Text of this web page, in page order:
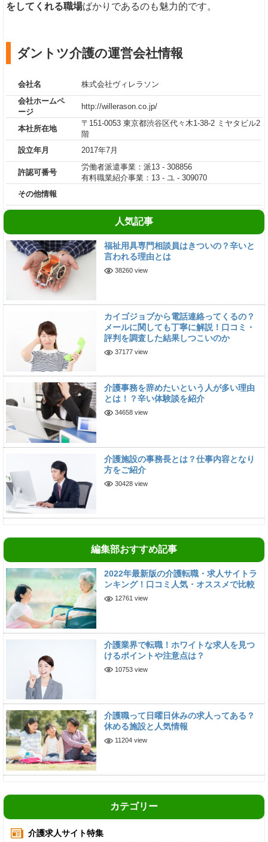
をしてくれる職場ばかりであるのも魅力的です。
ダントツ介護の運営会社情報
会社名
株式会社ヴィレラソン
会社ホームペ
ージ
http://willerason.co.jp/
本社所在地
〒151-0053 東京都渋谷区代々木1-38-2 ミヤタビル2
階
設立年月
2017年7月
許認可番号
労働者派遣事業：派13 - 308856
有料職業紹介事業：13 - ユ - 309070
その他情報
人気記事
福祉用具専門相談員はきついの？辛いと
言われる理由とは
38260 view
カイゴジョブから電話連絡ってくるの？
メールに関しても丁寧に解説！口コミ・
評判を調査した結果しつこいのか
37177 view
介護事務を辞めたいという人が多い理由
とは！？辛い体験談を紹介
34658 view
介護施設の事務長とは？仕事内容となり
方をご紹介
30428 view
編集部おすすめ記事
2022年最新版の介護転職・求人サイトラ
ンキング！口コミ人気・オススメで比較
12761 view
介護業界で転職！ホワイトな求人を見つ
けるポイントや注意点は？
10753 view
介護職って日曜日休みの求人ってある？
休める施設と人気情報
11204 view
カテゴリー
介護求人サイト特集